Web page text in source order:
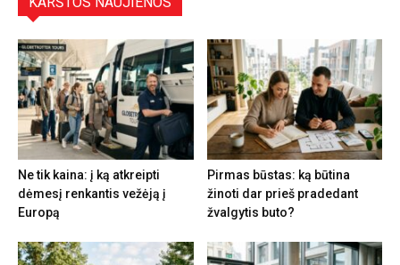
Ne tik kaina: į ką atkreipti
dėmesį renkantis vežėją į
Europą
Pirmas būstas: ką būtina
žinoti dar prieš pradedant
žvalgytis buto?